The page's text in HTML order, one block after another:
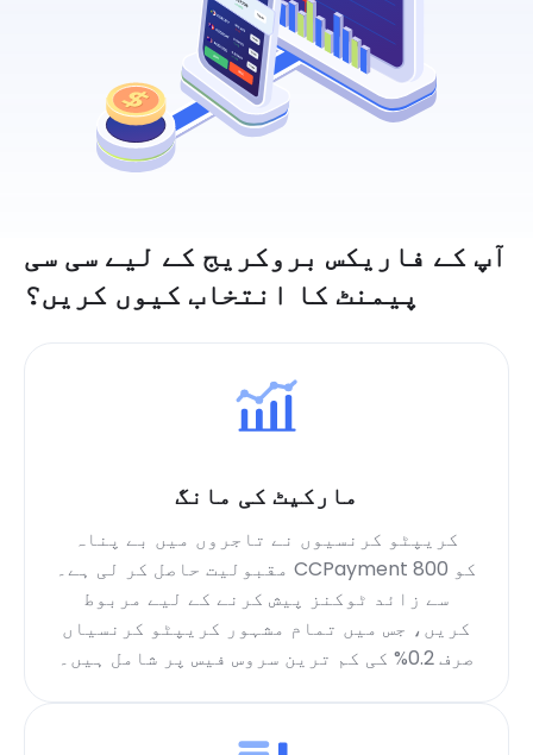
آپ کے فاریکس بروکریج کے لیے سی سی
پیمنٹ کا انتخاب کیوں کریں؟
مارکیٹ کی مانگ
کریپٹو کرنسیوں نے تاجروں میں بے پناہ
مقبولیت حاصل کر لی ہے۔ CCPayment کو 800
سے زائد ٹوکنز پیش کرنے کے لیے مربوط
کریں، جس میں تمام مشہور کریپٹو کرنسیاں
صرف 0.2% کی کم ترین سروس فیس پر شامل ہیں۔